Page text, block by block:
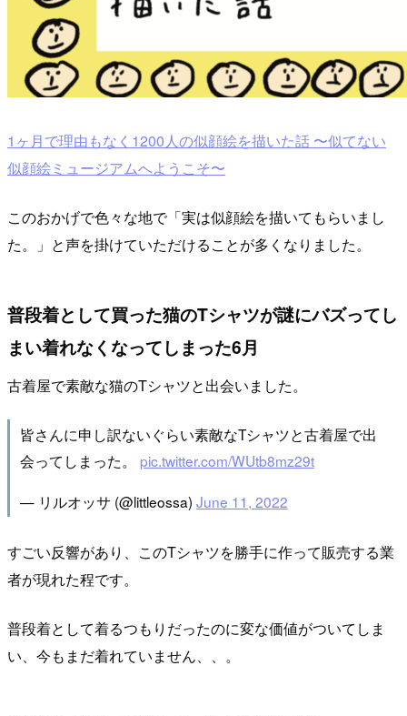
1ヶ月で理由もなく1200人の似顔絵を描いた話 〜似てない
似顔絵ミュージアムへようこそ〜
このおかげで色々な地で「実は似顔絵を描いてもらいまし
た。」と声を掛けていただけることが多くなりました。
普段着として買った猫のTシャツが謎にバズってし
まい着れなくなってしまった6月
古着屋で素敵な猫のTシャツと出会いました。
皆さんに申し訳ないぐらい素敵なTシャツと古着屋で出
会ってしまった。 pic.twitter.com/WUtb8mz29t
— リルオッサ (@littleossa) June 11, 2022
すごい反響があり、このTシャツを勝手に作って販売する業
者が現れた程です。
普段着として着るつもりだったのに変な価値がついてしま
い、今もまだ着れていません、、。